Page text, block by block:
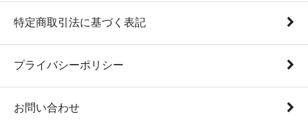
特定商取引法に基づく表記
プライバシーポリシー
お問い合わせ